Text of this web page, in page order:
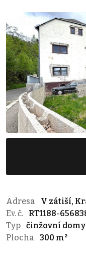
Adresa
V zátiší,
Ev. č.
RT1188-
Typ činžovní domy
Plocha
300 m²